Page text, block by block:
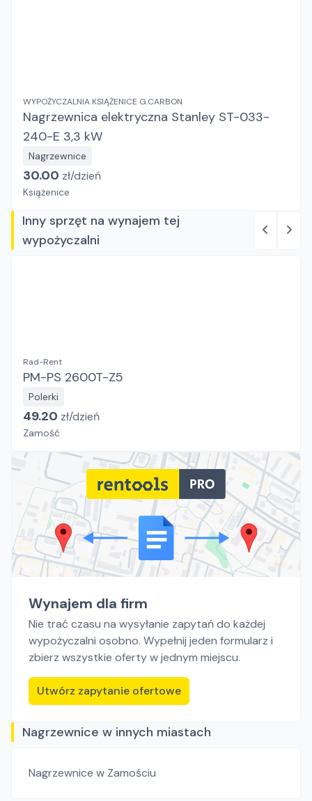
WYPOŻYCZALNIA KSIĄŻENICE G.CARBON
Nagrzewnica elektryczna Stanley ST-033-
240-E 3,3 kW
Nagrzewnice
30.00 zł/dzień
Książenice
Inny sprzęt na wynajem tej
wypożyczalni
Rad-Rent
PM-PS 2600T-Z5
Polerki
49.20 zł/dzień
Zamość
Wynajem dla firm
Nie trać czasu na wysyłanie zapytań do każdej
wypożyczalni osobno. Wypełnij jeden formularz i
zbierz wszystkie oferty w jednym miejscu.
Utwórz zapytanie ofertowe
Nagrzewnice w innych miastach
Nagrzewnice w Zamościu